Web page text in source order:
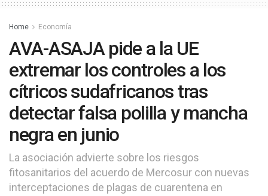
Home Economía
AVA-ASAJA pide a la UE
extremar los controles a los
cítricos sudafricanos tras
detectar falsa polilla y mancha
negra en junio
La asociación advierte sobre los riesgos
fitosanitarios del acuerdo de Mercosur con nuevas
interceptaciones de plagas de cuarentena en